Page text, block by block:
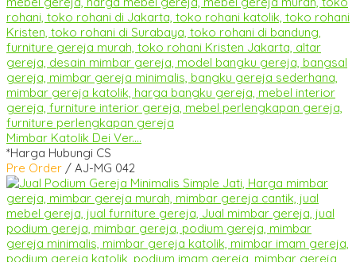
Mimbar Katolik Dei Ver....
*Harga Hubungi CS
Pre Order / AJ-MG 042